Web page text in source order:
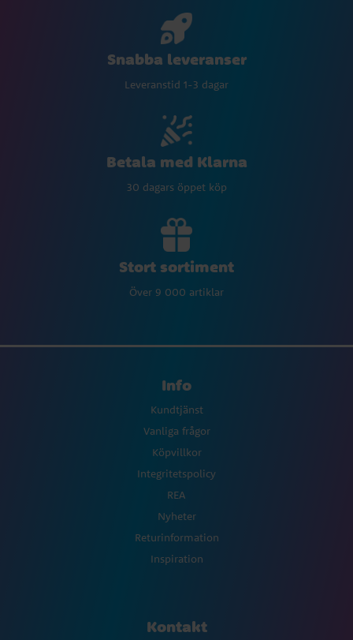
Snabba leveranser
Leveranstid 1-3 dagar
Betala med Klarna
30 dagars öppet köp
Stort sortiment
Över 9 000 artiklar
Info
Kundtjänst
Vanliga frågor
Köpvillkor
Integritetspolicy
REA
Nyheter
Returinformation
Inspiration
Kontakt